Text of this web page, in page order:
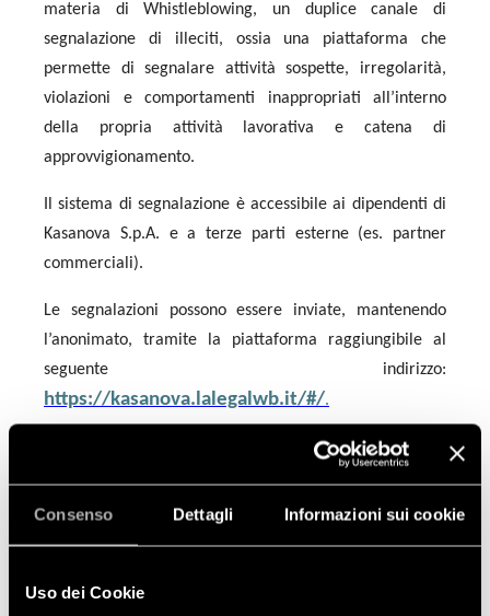
Consenso Dettagli Informazioni sui cookie
Uso dei Cookie
materia di Whistleblowing, un duplice canale di
segnalazione di illeciti, ossia una piattaforma che
permette di segnalare attività sospette, irregolarità,
violazioni e comportamenti inappropriati all’interno
della propria attività lavorativa e catena di
approvvigionamento.
Il sistema di segnalazione è accessibile ai dipendenti di
Kasanova S.p.A. e a terze parti esterne (es. partner
commerciali).
Le segnalazioni possono essere inviate, mantenendo
l’anonimato, tramite la piattaforma raggiungibile al
seguente indirizzo:
https://kasanova.lalegalwb.it/#/.
All’interno della piattaforma potraiprendere visione
Regolamento (UE) 2016/679, artt. 13 e 14.
(segnalanti, soggetti segnalati, testimoni, facilitatori e